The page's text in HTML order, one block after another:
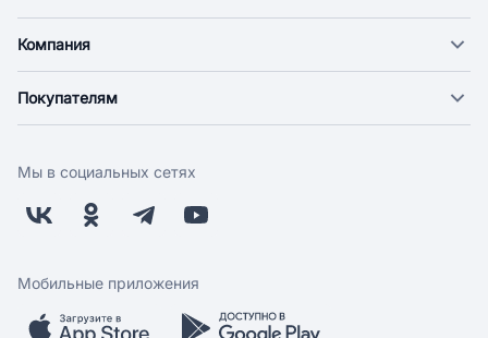
Компания
Новости
Поставщикам
Заводчикам
Обратная связь
Покупателям
Оплата
Бонусная программа
Скидки и акции
Мобильное приложение
Мы в социальных сетях
Мобильные приложения